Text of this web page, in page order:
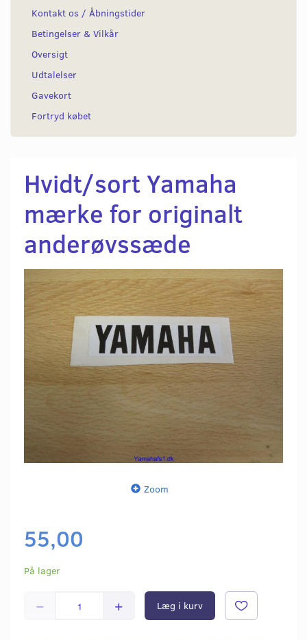
Kontakt os / Åbningstider
Betingelser & Vilkår
Oversigt
Udtalelser
Gavekort
Fortryd købet
Hvidt/sort Yamaha
mærke for originalt
anderøvssæde
Zoom
55,00
På lager
Læg i kurv